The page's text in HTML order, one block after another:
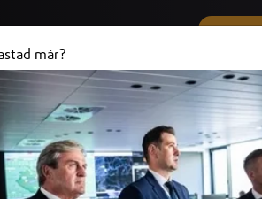
+36 (20) 316 3000
Országgyűlés elnöke
már?